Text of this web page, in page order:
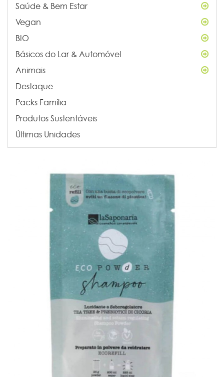
Saúde & Bem Estar
Vegan
BIO
Básicos do Lar & Automóvel
Animais
Destaque
Packs Família
Produtos Sustentáveis
Últimas Unidades